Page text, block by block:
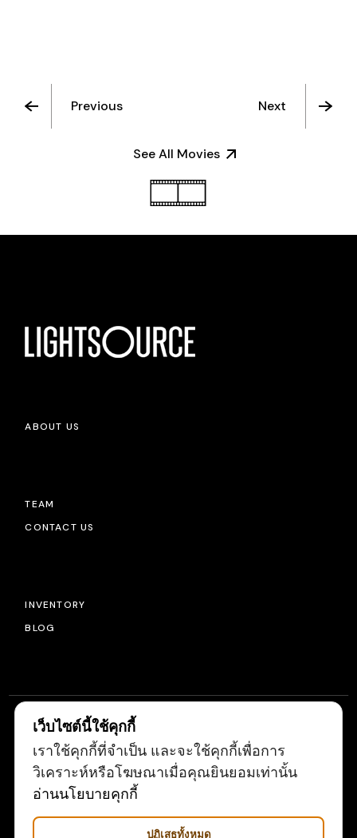
Previous
See All Movies
Next
ABOUT US
TEAM
CONTACT US
INVENTORY
BLOG
© 2022LIGHTSOURCE, ALL RIGHTS RESERVED
เว็บไซต์นี้ใช้คุกกี้
เราใช้คุกกี้ที่จำเป็น และจะใช้คุกกี้เพื่อการ
วิเคราะห์หรือโฆษณาเมื่อคุณยินยอมเท่านั้น
อ่านนโยบายคุกกี้
ปฏิเสธทั้งหมด